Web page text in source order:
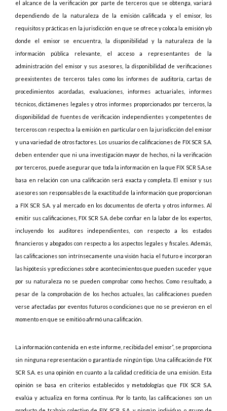
el alcance de la verificación por parte de terceros que se obtenga, variará
dependiendo de la naturaleza de la emisión calificada y el emisor, los
requisitos y prácticas en la jurisdicción en que se ofrece y coloca la emisión y/o
donde el emisor se encuentra, la disponibilidad y la naturaleza de la
información pública relevante, el acceso a representantes de la
administración del emisor y sus asesores, la disponibilidad de verificaciones
preexistentes de terceros tales como los informes de auditoría, cartas de
procedimientos acordadas, evaluaciones, informes actuariales, informes
técnicos, dictámenes legales y otros informes proporcionados por terceros, la
disponibilidad de fuentes de verificación independientes y competentes de
terceros con respecto a la emisión en particular o en la jurisdicción del emisor
y una variedad de otros factores. Los usuarios de calificaciones de FIX SCR S.A.
deben entender que ni una investigación mayor de hechos, ni la verificación
por terceros, puede asegurar que toda la información en la que FIX SCR S.A.se
basa en relación con una calificación será exacta y completa. El emisor y sus
asesores son responsables de la exactitud de la información que proporcionan
a FIX SCR S.A. y al mercado en los documentos de oferta y otros informes. Al
emitir sus calificaciones, FIX SCR S.A. debe confiar en la labor de los expertos,
incluyendo los auditores independientes, con respecto a los estados
financieros y abogados con respecto a los aspectos legales y fiscales. Además,
las calificaciones son intrínsecamente una visión hacia el futuro e incorporan
las hipótesis y predicciones sobre acontecimientos que pueden suceder y que
por su naturaleza no se pueden comprobar como hechos. Como resultado, a
pesar de la comprobación de los hechos actuales, las calificaciones pueden
verse afectadas por eventos futuros o condiciones que no se previeron en el
momento en que se emitió o afirmó una calificación.
La información contenida en este informe, recibida del emisor”, se proporciona
sin ninguna representación o garantía de ningún tipo. Una calificación de FIX
SCR S.A. es una opinión en cuanto a la calidad crediticia de una emisión. Esta
opinión se basa en criterios establecidos y metodologías que FIX SCR S.A.
evalúa y actualiza en forma continua. Por lo tanto, las calificaciones son un